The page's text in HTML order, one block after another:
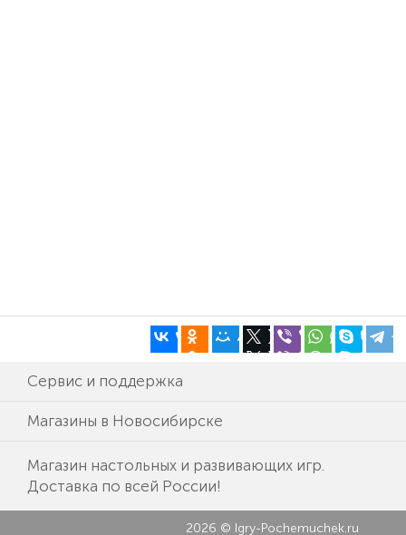
Сервис и поддержка
Магазины в Новосибирске
Магазин настольных и развивающих игр.
Доставка по всей России!
2026 © Igry-Pochemuchek.ru